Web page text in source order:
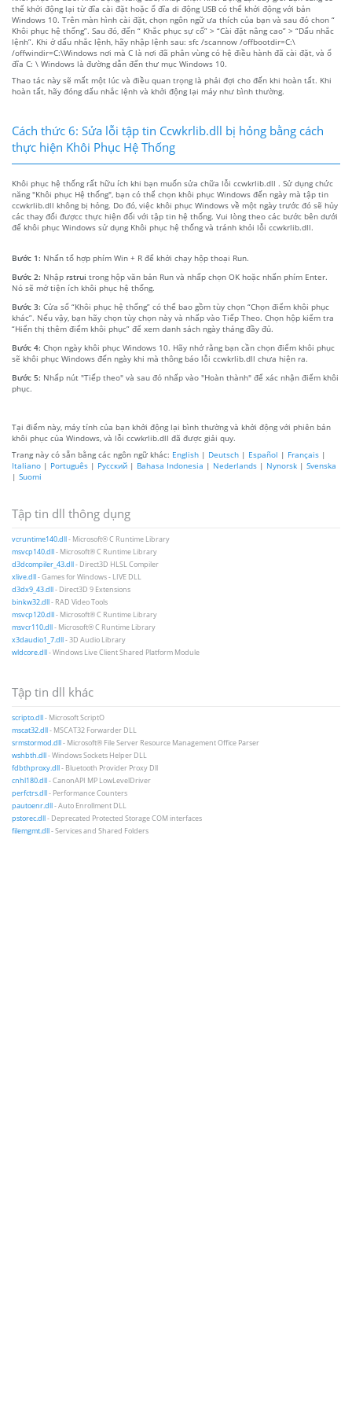
thể khởi động lại từ đĩa cài đặt hoặc ổ đĩa di động USB có thể khởi động với bản
Windows 10. Trên màn hình cài đặt, chọn ngôn ngữ ưa thích của bạn và sau đó chon “
Khôi phục hệ thống”. Sau đó, đến “ Khắc phục sự cố” > “Cài đặt nâng cao” > “Dấu nhắc
lệnh”. Khi ở dấu nhắc lệnh, hãy nhập lệnh sau: sfc /scannow /offbootdir=C:\
/offwindir=C:\Windows nơi mà C là nơi đã phân vùng có hệ điều hành đã cài đặt, và ổ
đĩa C: \ Windows là đường dẫn đến thư mục Windows 10.
Thao tác này sẽ mất một lúc và điều quan trọng là phải đợi cho đến khi hoàn tất. Khi
hoàn tất, hãy đóng dấu nhắc lệnh và khởi động lại máy như bình thường.
Cách thức 6: Sửa lỗi tập tin Ccwkrlib.dll bị hỏng bằng cách
thực hiện Khôi Phục Hệ Thống
Khôi phục hệ thống rất hữu ích khi bạn muốn sửa chữa lỗi ccwkrlib.dll . Sử dụng chức
năng "Khôi phục Hệ thống", bạn có thể chọn khôi phục Windows đến ngày mà tập tin
ccwkrlib.dll không bị hỏng. Do đó, việc khôi phục Windows về một ngày trước đó sẽ hủy
các thay đổi đượcc thực hiện đối với tập tin hệ thống. Vui lòng theo các bước bên dưới
để khôi phục Windows sử dụng Khôi phục hệ thống và tránh khỏi lỗi ccwkrlib.dll.
Bước 1: Nhấn tổ hợp phím Win + R để khởi chạy hộp thoại Run.
Bước 2: Nhập rstrui trong hộp văn bản Run và nhấp chọn OK hoặc nhấn phím Enter.
Nó sẽ mở tiện ích khôi phục hệ thống.
Bước 3: Cửa sổ “Khôi phục hệ thống” có thể bao gồm tùy chọn “Chọn điểm khôi phục
khác”. Nếu vậy, bạn hãy chọn tùy chọn này và nhấp vào Tiếp Theo. Chọn hộp kiểm tra
“Hiển thị thêm điểm khôi phục” để xem danh sách ngày tháng đầy đủ.
Bước 4: Chọn ngày khôi phục Windows 10. Hãy nhớ rằng bạn cần chọn điểm khôi phục
sẽ khôi phục Windows đến ngày khi mà thông báo lỗi ccwkrlib.dll chưa hiện ra.
Bước 5: Nhấp nút "Tiếp theo" và sau đó nhấp vào "Hoàn thành" để xác nhận điểm khôi
phục.
Tại điểm này, máy tính của bạn khởi động lại bình thường và khởi động với phiên bản
khôi phục của Windows, và lỗi ccwkrlib.dll đã được giải quy.
Trang này có sẵn bằng các ngôn ngữ khác: English | Deutsch | Español | Français |
Italiano | Português | Русский | Bahasa Indonesia | Nederlands | Nynorsk | Svenska
| Suomi
Tập tin dll thông dụng
vcruntime140.dll- Microsoft® C Runtime Library
msvcp140.dll- Microsoft® C Runtime Library
d3dcompiler_43.dll- Direct3D HLSL Compiler
xlive.dll- Games for Windows - LIVE DLL
d3dx9_43.dll- Direct3D 9 Extensions
binkw32.dll- RAD Video Tools
msvcp120.dll- Microsoft® C Runtime Library
msvcr110.dll- Microsoft® C Runtime Library
x3daudio1_7.dll- 3D Audio Library
wldcore.dll- Windows Live Client Shared Platform Module
Tập tin dll khác
scripto.dll- Microsoft ScriptO
mscat32.dll- MSCAT32 Forwarder DLL
srmstormod.dll- Microsoft® File Server Resource Management Office Parser
wshbth.dll- Windows Sockets Helper DLL
fdbthproxy.dll- Bluetooth Provider Proxy Dll
cnhl180.dll- CanonAPI MP LowLevelDriver
perfctrs.dll- Performance Counters
pautoenr.dll- Auto Enrollment DLL
pstorec.dll- Deprecated Protected Storage COM interfaces
filemgmt.dll- Services and Shared Folders